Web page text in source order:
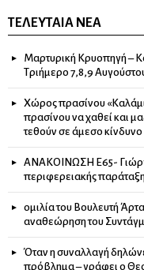
ΤΕΛΕΥΤΑΊΑ ΝΈΑ
Μαρτυρική Κρυοπηγή –
Τριήμερο 7,8,9
Χώρος πρασίνου
πρασίνου να χαθεί και
τεθούν σε άμεσο
ΑΝΑΚΟΙΝΩΣΗ Ε65-
περιφερειακής
ομιλία του Βουλευτή
αναθεώρηση του
Όταν η συναλλαγή
πρόβλημα – γράφει ο